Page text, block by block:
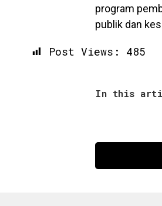
program
publik dan
Post Views: 485
In this